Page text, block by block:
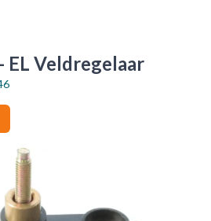
EL Veldregelaar